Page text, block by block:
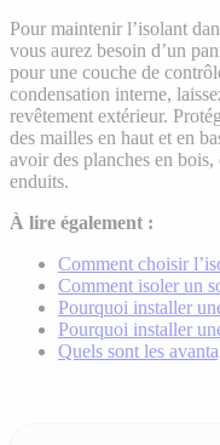
Pour maintenir l’isolant
vous aurez besoin d’un
pour une couche de
condensation interne,
revêtement extérieur.
des mailles en haut et en
avoir des planches en bois,
enduits.
À lire également :
Comment choisir
Comment isoler un
Pourquoi installer
Pourquoi installer
Quels sont les